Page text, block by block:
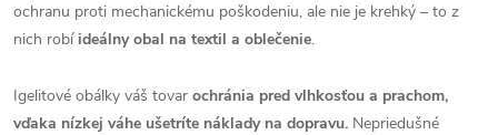
ochranu proti mechanickému poškodeniu, ale nie je krehký – to z
nich robíideálny obal na textil a oblečenie.
Igelitové obálky váš tovar ochránia pred vlhkosťou a prachom,
vďaka nízkej váhe ušetríte náklady na dopravu. Nepriedušné